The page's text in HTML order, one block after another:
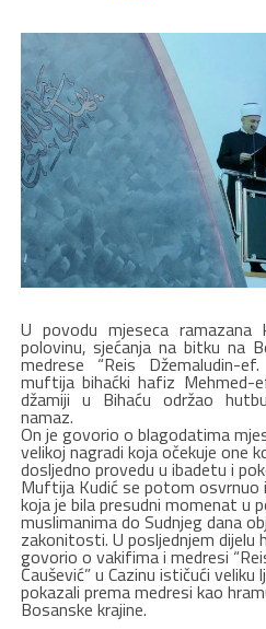
U povodu mjeseca
polovinu, sjećanja na bitku na
medrese “Reis Džemaludin-
muftija bihaćki hafiz Mehmed-
džamiji u Bihaću održao
namaz.
On je govorio o blagodatima
velikoj nagradi koja očekuje one
dosljedno provedu u ibadetu i
Muftija Kudić se potom osvrnuo
koja je bila presudni momenat u
muslimanima do Sudnjeg dana
zakonitosti. U posljednjem dijelu
govorio o vakifima i medresi
Čaušević” u Cazinu ističući
pokazali prema medresi kao
Bosanske krajine.